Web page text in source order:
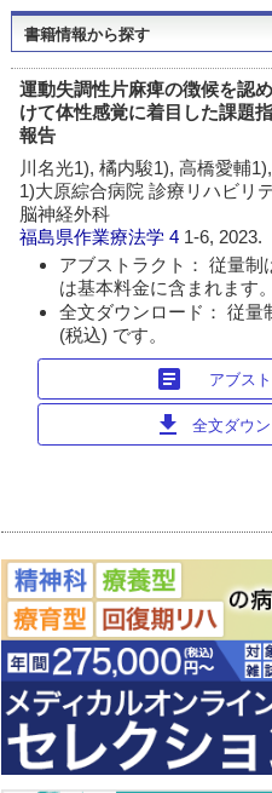
書籍情報から探す
運動失調性片麻痺の徴候を認
けて体性感覚に着目した課題
報告
川名光1), 橘内駿1), 高橋愛輔
1)大原綜合病院 診療リハビリ
脳神経外科
福島県作業療法学 4 1-6, 2023.
アブストラクト： 従量制
は基本料金に含まれます。
全文ダウンロード： 従量
(税込) です。
article アブス
download 全文ダウ